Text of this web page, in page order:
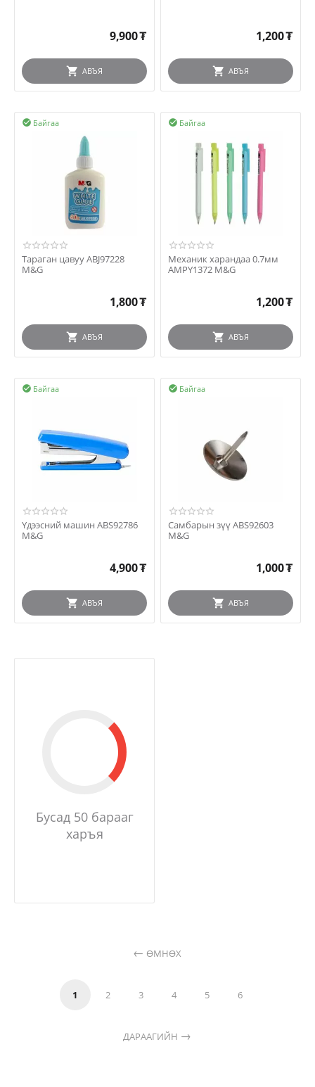
9,900₮
АВЪЯ
1,200₮
АВЪЯ
Байгаа

Тараган цавуу ABJ97228
M&G
1,800₮
АВЪЯ
Байгаа

Механик харандаа 0.7мм
AMPY1372 M&G
1,200₮
АВЪЯ
Байгаа

Үдээсний машин ABS92786
M&G
4,900₮
АВЪЯ
Байгаа

Самбарын зүү ABS92603
M&G
1,000₮
АВЪЯ
Бусад 50 барааг
харъя
ӨМНӨХ
1 2 3 4 5 6
ДАРААГИЙН